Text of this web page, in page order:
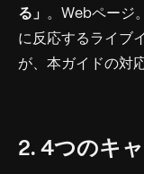
る」 。Webページ
に反応するライブ
が、本ガイドの対
2. 4つのキ